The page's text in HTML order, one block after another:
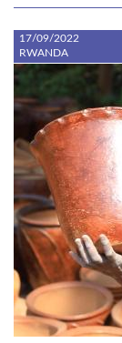
17/09/2022
RWANDA